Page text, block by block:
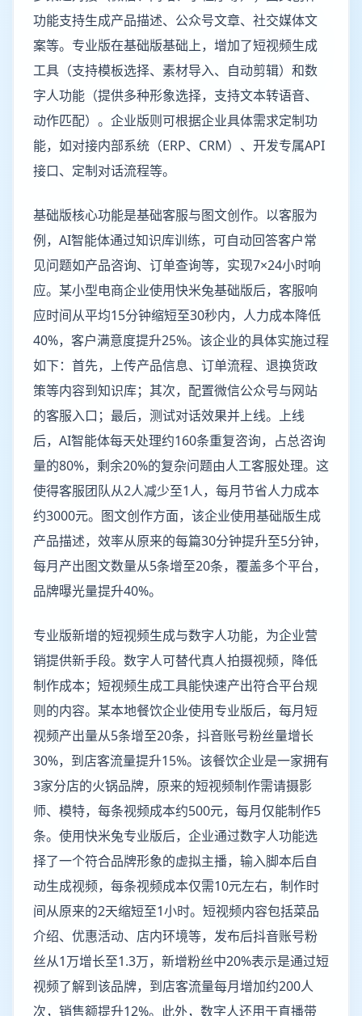
功能支持生成产品描述、公众号文章、社交媒体文
案等。专业版在基础版基础上，增加了短视频生成
工具（支持模板选择、素材导入、自动剪辑）和数
字人功能（提供多种形象选择，支持文本转语音、
动作匹配）。企业版则可根据企业具体需求定制功
能，如对接内部系统（ERP、CRM）、开发专属API
接口、定制对话流程等。
基础版核心功能是基础客服与图文创作。以客服为
例，AI智能体通过知识库训练，可自动回答客户常
见问题如产品咨询、订单查询等，实现7×24小时响
应。某小型电商企业使用快米兔基础版后，客服响
应时间从平均15分钟缩短至30秒内，人力成本降低
40%，客户满意度提升25%。该企业的具体实施过程
如下：首先，上传产品信息、订单流程、退换货政
策等内容到知识库；其次，配置微信公众号与网站
的客服入口；最后，测试对话效果并上线。上线
后，AI智能体每天处理约160条重复咨询，占总咨询
量的80%，剩余20%的复杂问题由人工客服处理。这
使得客服团队从2人减少至1人，每月节省人力成本
约3000元。图文创作方面，该企业使用基础版生成
产品描述，效率从原来的每篇30分钟提升至5分钟，
每月产出图文数量从5条增至20条，覆盖多个平台，
品牌曝光量提升40%。
专业版新增的短视频生成与数字人功能，为企业营
销提供新手段。数字人可替代真人拍摄视频，降低
制作成本；短视频生成工具能快速产出符合平台规
则的内容。某本地餐饮企业使用专业版后，每月短
视频产出量从5条增至20条，抖音账号粉丝量增长
30%，到店客流量提升15%。该餐饮企业是一家拥有
3家分店的火锅品牌，原来的短视频制作需请摄影
师、模特，每条视频成本约500元，每月仅能制作5
条。使用快米兔专业版后，企业通过数字人功能选
择了一个符合品牌形象的虚拟主播，输入脚本后自
动生成视频，每条视频成本仅需10元左右，制作时
间从原来的2天缩短至1小时。短视频内容包括菜品
介绍、优惠活动、店内环境等，发布后抖音账号粉
丝从1万增长至1.3万，新增粉丝中20%表示是通过短
视频了解到该品牌，到店客流量每月增加约200人
次，销售额提升12%。此外，数字人还用于直播带